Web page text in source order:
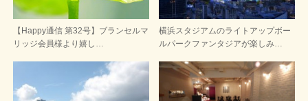
【Happy通信 第32号】ブランセルマ
リッジ会員様より嬉し…
横浜スタジアムのライトアップボー
ルパークファンタジアが楽しみ…